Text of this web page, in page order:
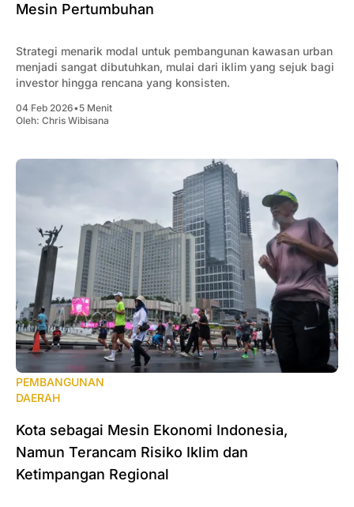
Mesin Pertumbuhan
Strategi menarik modal untuk pembangunan kawasan urban
menjadi sangat dibutuhkan, mulai dari iklim yang sejuk bagi
investor hingga rencana yang konsisten.
04 Feb 2026•5 Menit
Oleh: Chris Wibisana
PEMBANGUNAN
DAERAH
Kota sebagai Mesin Ekonomi Indonesia,
Namun Terancam Risiko Iklim dan
Ketimpangan Regional